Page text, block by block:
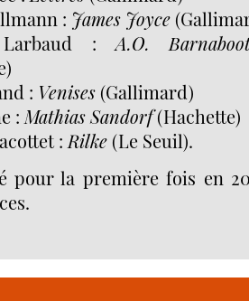
: James Joyce
Larbaud :A.O.
: Venises (Gallimard)
: Mathias Sandorf(Hachette)
: Rilke (Le Seuil).
pour la première fois en